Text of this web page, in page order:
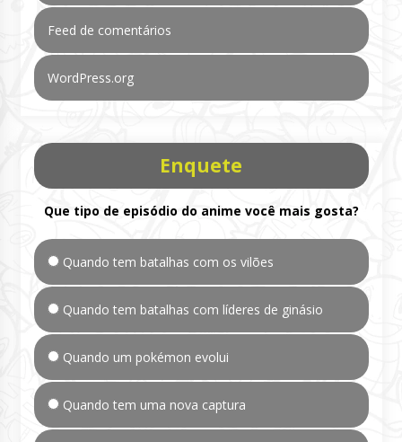
Feed de comentários
WordPress.org
Enquete
Que tipo de episódio do anime você mais gosta?
Quando tem batalhas com os vilões
Quando tem batalhas com líderes de ginásio
Quando um pokémon evolui
Quando tem uma nova captura